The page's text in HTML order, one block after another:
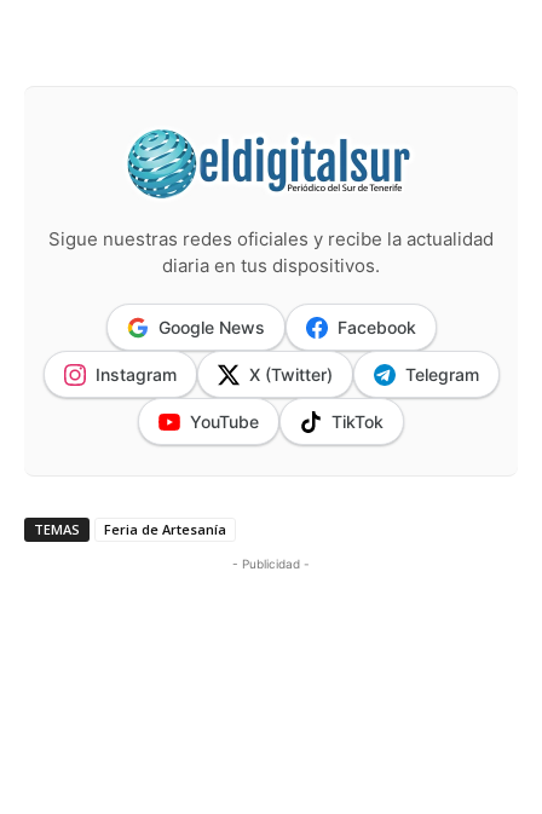
Sigue nuestras redes oficiales y recibe la actualidad
diaria en tus dispositivos.
Google News Facebook
Instagram X (Twitter) Telegram
YouTube TikTok
TEMAS Feria de Artesanía
- Publicidad -